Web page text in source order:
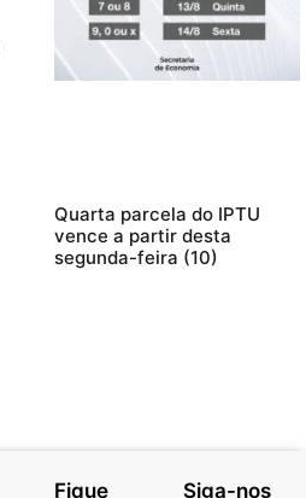
Quarta parcela do IPTU
vence a partir desta
segunda-feira (10)
Fique
Siga-nos